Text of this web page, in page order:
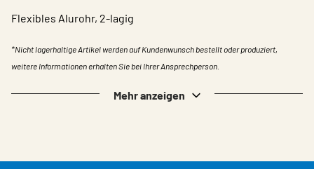
Einloggen
Sprache wählen
Switzerland - German
Flexibles Alurohr, 2-lagig
*Nicht lagerhaltige Artikel werden auf Kundenwunsch bestellt oder produziert,
weitere Informationen erhalten Sie bei Ihrer Ansprechperson.
Mehr anzeigen